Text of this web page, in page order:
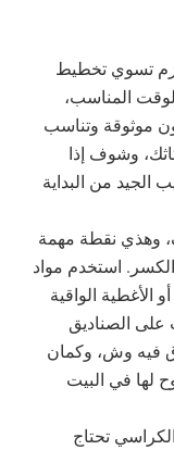
تسوي تخطيط
المناسب،
موثوقة وتناسب
وشوف إذا
الجيد من البداية
وهذي نقطة مهمة
استخدم مواد
الأغطية الواقية
على الصناديق
فيه وش، وكمان
لها في البيت
تحتاج